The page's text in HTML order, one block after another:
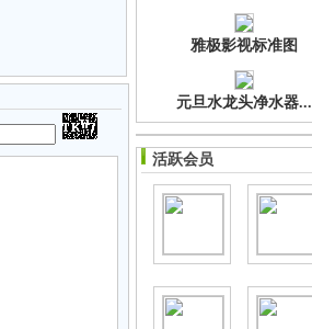
雅极影视标准图
元旦水龙头净水器...
活跃会员